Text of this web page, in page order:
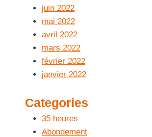
juin 2022
mai 2022
avril 2022
mars 2022
février 2022
janvier 2022
Categories
35 heures
Abondement